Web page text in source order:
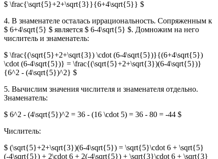
$ \frac{\sqrt{5}+2+\sqrt{3}}{6+4\sqrt{5}} $
4. В знаменателе осталась иррациональность. Сопряженным к
$ 6+4\sqrt{5} $ является $ 6-4\sqrt{5} $. Домножим на него
числитель и знаменатель:
$ \frac{(\sqrt{5}+2+\sqrt{3}) \cdot (6-4\sqrt{5})}{(6+4\sqrt{5})
\cdot (6-4\sqrt{5})} = \frac{(\sqrt{5}+2+\sqrt{3})(6-4\sqrt{5})}
{6^2 - (4\sqrt{5})^2} $
5. Вычислим значения числителя и знаменателя отдельно.
Знаменатель:
$ 6^2 - (4\sqrt{5})^2 = 36 - (16 \cdot 5) = 36 - 80 = -44 $
Числитель:
$ (\sqrt{5}+2+\sqrt{3})(6-4\sqrt{5}) = \sqrt{5}\cdot 6 + \sqrt{5}
(-4\sqrt{5}) + 2\cdot 6 + 2(-4\sqrt{5}) + \sqrt{3}\cdot 6 + \sqrt{3}